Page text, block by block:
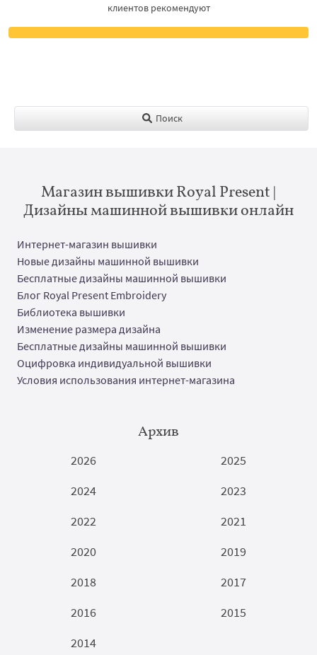
клиентов рекомендуют
Поиск
Магазин вышивки Royal Present |
Дизайны машинной вышивки онлайн
Интернет-магазин вышивки
Новые дизайны машинной вышивки
Бесплатные дизайны машинной вышивки
Блог Royal Present Embroidery
Библиотека вышивки
Изменение размера дизайна
Бесплатные дизайны машинной вышивки
Оцифровка индивидуальной вышивки
Условия использования интернет-магазина
Архив
2026
2025
2024
2023
2022
2021
2020
2019
2018
2017
2016
2015
2014